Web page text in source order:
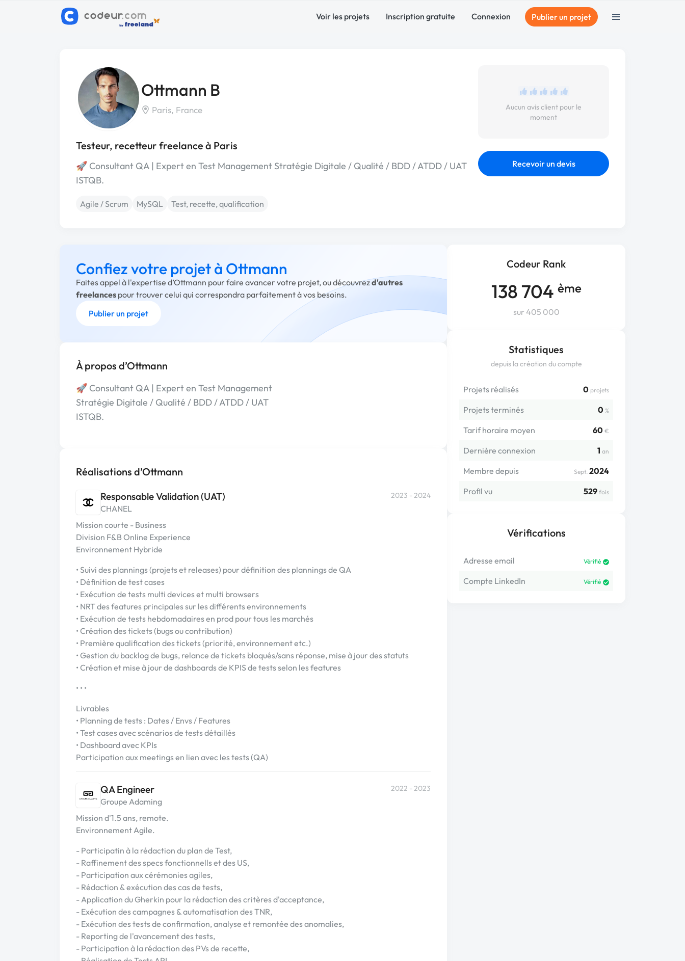
Voir les projets Inscription gratuite Connexion Publier un projet
Ottmann B
Paris, France
Testeur, recetteur freelance à Paris
🚀 Consultant QA | Expert en Test Management Stratégie Digitale / Qualité / BDD / ATDD / UAT
ISTQB.
Agile / Scrum MySQL Test, recette, qualification
Aucun avis client pour le
moment
Recevoir un devis
Codeur Rank
138 704 ème
sur 405 000
Statistiques
depuis la création du compte
Projets réalisés 0 projets
Projets terminés 0 %
Tarif horaire moyen 60 €
Dernière connexion 1 an
Membre depuis Sept. 2024
Profil vu
529 fois
Vérifications
Adresse email Vérifié
Compte LinkedIn Vérifié
Confiez votre projet à Ottmann
Faites appel à l'expertise d’Ottmann pour faire avancer votre projet, ou découvrezd'autres
freelances pour trouver celui qui correspondra parfaitement à vos besoins.
Publier un projet
À propos d’Ottmann
🚀 Consultant QA | Expert en Test Management
Stratégie Digitale / Qualité / BDD / ATDD / UAT
ISTQB.
Réalisations d’Ottmann
Responsable Validation (UAT)
CHANEL
2023 - 2024
Mission courte - Business
Division F&B Online Experience
Environnement Hybride
• Suivi des plannings (projets et releases) pour définition des plannings de QA
• Définition de test cases
• Exécution de tests multi devices et multi browsers
• NRT des features principales sur les différents environnements
• Exécution de tests hebdomadaires en prod pour tous les marchés
• Création des tickets (bugs ou contribution)
• Première qualification des tickets (priorité, environnement etc.)
• Gestion du backlog de bugs, relance de tickets bloqués/sans réponse, mise à jour des statuts
• Création et mise à jour de dashboards de KPIS de tests selon les features
• • •
Livrables
• Planning de tests : Dates / Envs / Features
• Test cases avec scénarios de tests détaillés
• Dashboard avec KPIs
Participation aux meetings en lien avec les tests (QA)
QA Engineer
Groupe Adaming
2022 - 2023
Mission d'1.5 ans, remote.
Environnement Agile.
- Participatin à la rédaction du plan de Test,
- Raffinement des specs fonctionnells et des US,
- Participation aux cérémonies agiles,
- Rédaction & exécution des cas de tests,
- Application du Gherkin pour la rédaction des critères d'acceptance,
- Exécution des campagnes & automatisation des TNR,
- Exécution des tests de confirmation, analyse et remontée des anomalies,
- Reporting de l'avancement des tests,
- Participation à la rédaction des PVs de recette,